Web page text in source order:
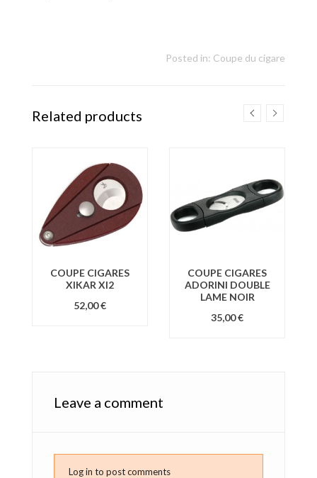
Posted in: Coupe du cigare
Related products
COUPE CIGARES
XIKAR XI2
52,00 €
COUPE CIGARES
ADORINI DOUBLE
LAME NOIR
35,00 €
Leave a comment
Log in to post comments